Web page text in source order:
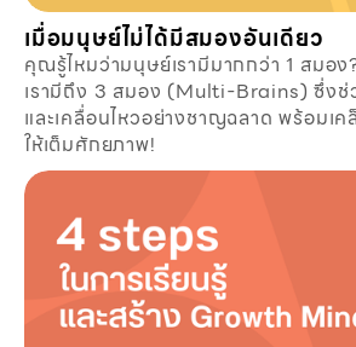
เมื่อมนุษย์ไม่ได้มีสมองอันเดียว
คุณรู้ไหมว่ามนุษย์เรามีมากกว่า 1 สมอ
เรามีถึง 3 สมอง (Multi-Brains) ซึ่งช่
และเคลื่อนไหวอย่างชาญฉลาด พร้อมเค
ให้เต็มศักยภาพ!